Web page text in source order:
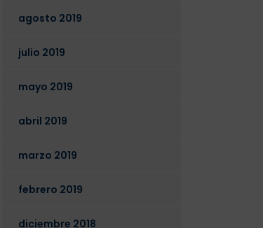
agosto 2019
julio 2019
mayo 2019
abril 2019
marzo 2019
febrero 2019
diciembre 2018